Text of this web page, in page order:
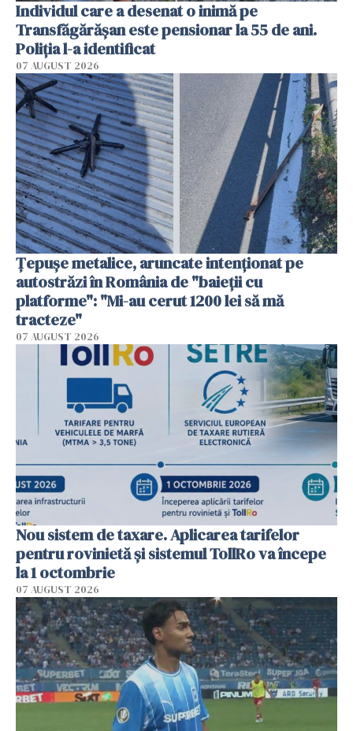
Individul care a desenat o inimă pe
Transfăgărășan este pensionar la 55 de ani.
Poliția l-a identificat
07 AUGUST 2026
Țepușe metalice, aruncate intenționat pe
autostrăzi în România de "baieții cu
platforme": "Mi-au cerut 1200 lei să mă
tracteze"
07 AUGUST 2026
Nou sistem de taxare. Aplicarea tarifelor
pentru rovinietă şi sistemul TollRo va începe
la 1 octombrie
07 AUGUST 2026